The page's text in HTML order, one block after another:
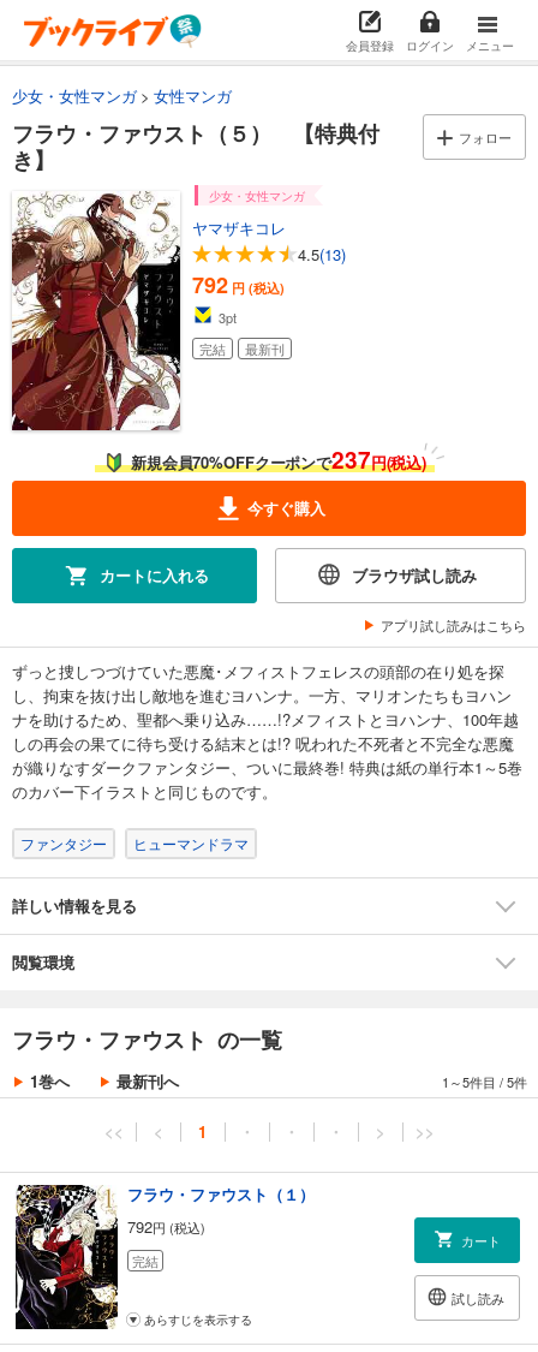
会員登録 ログイン メニュー
少女・女性マンガ 女性マンガ
フラウ・ファウスト（５） 【特典付
き】
フォロー
少女・女性マンガ
ヤマザキコレ
4.5(13)
792 円 (税込)
3pt
完結
最新刊
新規会員70%OFFクーポンで237円(税込)
今すぐ購入
カートに入れる ブラウザ試し読み
アプリ試し読みはこちら
ずっと捜しつづけていた悪魔･メフィストフェレスの頭部の在り処を探
し、拘束を抜け出し敵地を進むヨハンナ。一方、マリオンたちもヨハン
ナを助けるため、聖都へ乗り込み……!?メフィストとヨハンナ、100年越
しの再会の果てに待ち受ける結末とは!? 呪われた不死者と不完全な悪魔
が織りなすダークファンタジー、ついに最終巻! 特典は紙の単行本1～5巻
のカバー下イラストと同じものです。
ファンタジー ヒューマンドラマ
詳しい情報を見る
閲覧環境
フラウ・ファウスト の一覧
1巻へ 最新刊へ 1～5件目 /5件
<< < 1 ・ ・ ・ > >>
フラウ・ファウスト（１）
792円 (税込)
完結
カート
試し読み
あらすじを表示する